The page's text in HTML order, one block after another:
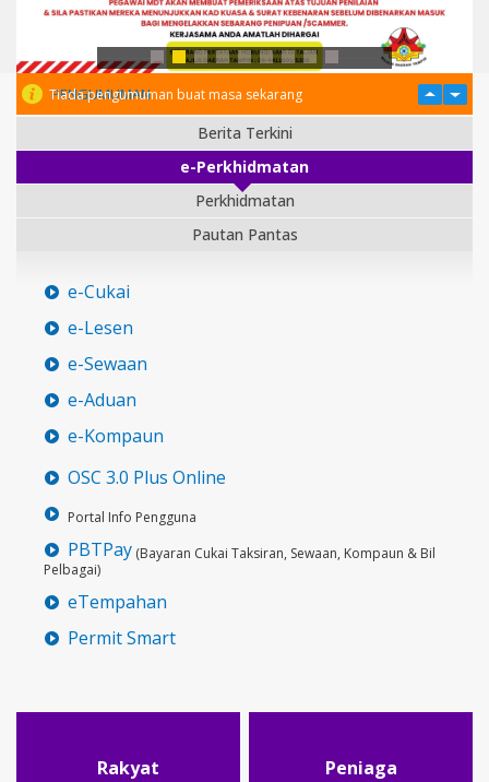
PENGUMUMAN
Tiada pengumuman buat masa sekarang
Berita Terkini
e-Perkhidmatan
Perkhidmatan
Pautan Pantas
e-Cukai
e-Lesen
e-Sewaan
e-Aduan
e-Kompaun
OSC 3.0 Plus Online
Portal Info Pengguna
PBTPay (Bayaran Cukai Taksiran, Sewaan, Kompaun & Bil
Pelbagai)
eTempahan
Permit Smart
Rakyat Peniaga